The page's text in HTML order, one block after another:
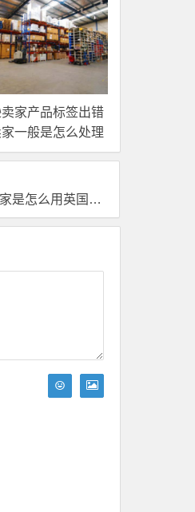
家产品标签出错
一般是怎么处理
海外仓出海英国的？